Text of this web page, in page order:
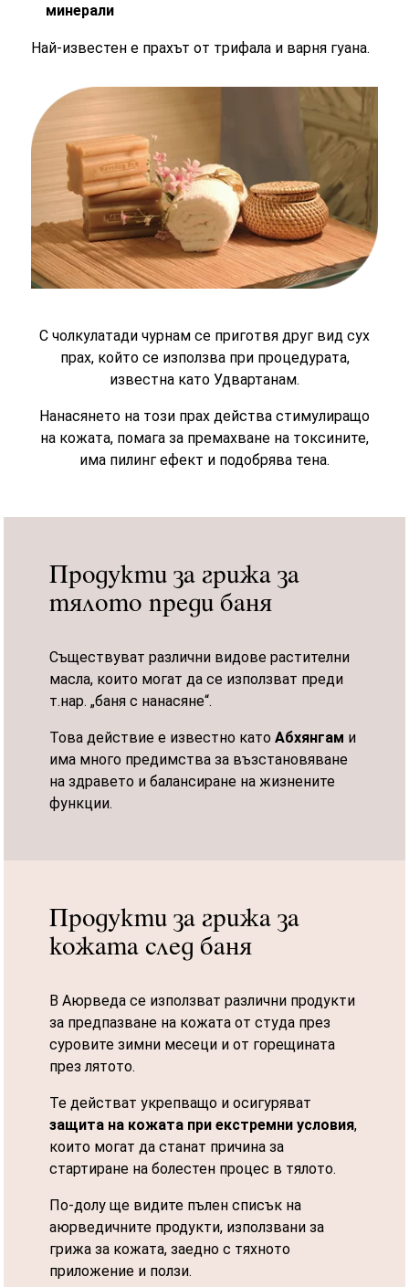
минерали
Най-известен е прахът от трифала и варня гуана.
С чолкулатади чурнам се приготвя друг вид сух
прах, който се използва при процедурата,
известна като Удвартанам.
Нанасянето на този прах действа стимулиращо
на кожата, помага за премахване на токсините,
има пилинг ефект и подобрява тена.
Продукти за грижа за
тялото преди баня
Съществуват различни видове растителни
масла, които могат да се използват преди
т.нар. „баня с нанасяне“.
Това действие е известно катоАбхянгам и
има много предимства за възстановяване
на здравето и балансиране на жизнените
функции.
Продукти за грижа за
кожата след баня
В Аюрведа се използват различни продукти
за предпазване на кожата от студа през
суровите зимни месеци и от горещината
през лятото.
Те действат укрепващо и осигуряват
защита на кожата при екстремни условия,
които могат да станат причина за
стартиране на болестен процес в тялото.
По-долу ще видите пълен списък на
аюрведичните продукти, използвани за
грижа за кожата, заедно с тяхното
приложение и ползи.